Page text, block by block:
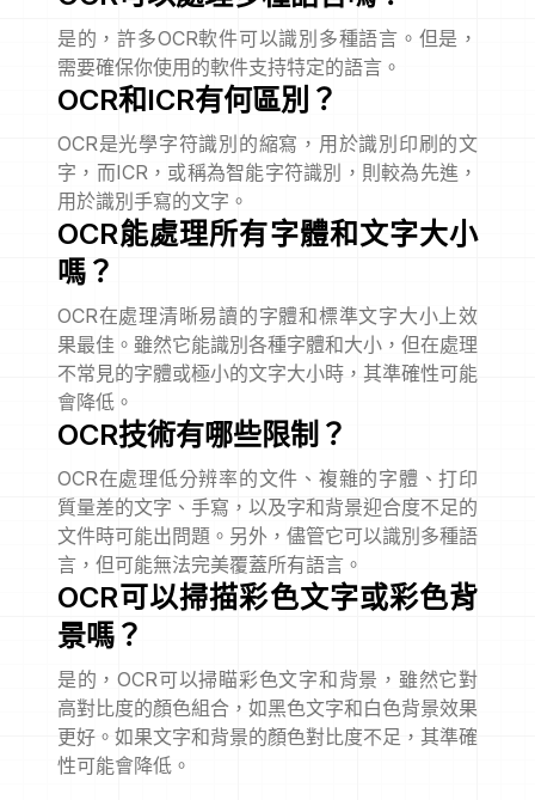
是的，許多OCR軟件可以識別多種語言。但是，
需要確保你使用的軟件支持特定的語言。
OCR和ICR有何區別？
OCR是光學字符識別的縮寫，用於識別印刷的文
字，而ICR，或稱為智能字符識別，則較為先進，
用於識別手寫的文字。
OCR能處理所有字體和文字大小
嗎？
OCR在處理清晰易讀的字體和標準文字大小上效
果最佳。雖然它能識別各種字體和大小，但在處理
不常見的字體或極小的文字大小時，其準確性可能
會降低。
OCR技術有哪些限制？
OCR在處理低分辨率的文件、複雜的字體、打印
質量差的文字、手寫，以及字和背景迎合度不足的
文件時可能出問題。另外，儘管它可以識別多種語
言，但可能無法完美覆蓋所有語言。
OCR可以掃描彩色文字或彩色背
景嗎？
是的，OCR可以掃瞄彩色文字和背景，雖然它對
高對比度的顏色組合，如黑色文字和白色背景效果
更好。如果文字和背景的顏色對比度不足，其準確
性可能會降低。